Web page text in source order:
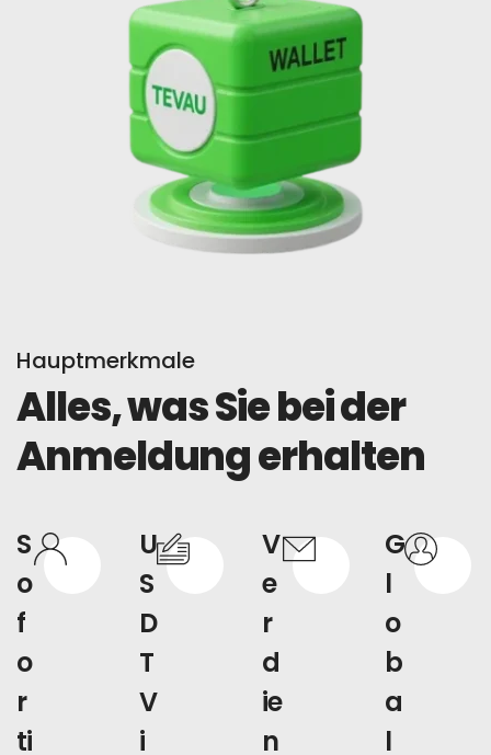
Hauptmerkmale
Alles, was Sie bei der
Anmeldung erhalten
S
o
f
o
r
ti
U
S
D
T
V
i
V
e
r
d
ie
n
G
l
o
b
a
l